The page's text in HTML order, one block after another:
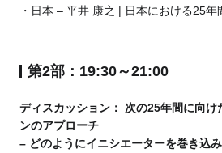
・日本 – 平井 康之 | 日本における25年
第2部：19:30～21:00
ディスカッション： 次の25年間に向け
ンのアプローチ
– どのようにイニシエーターを巻き込